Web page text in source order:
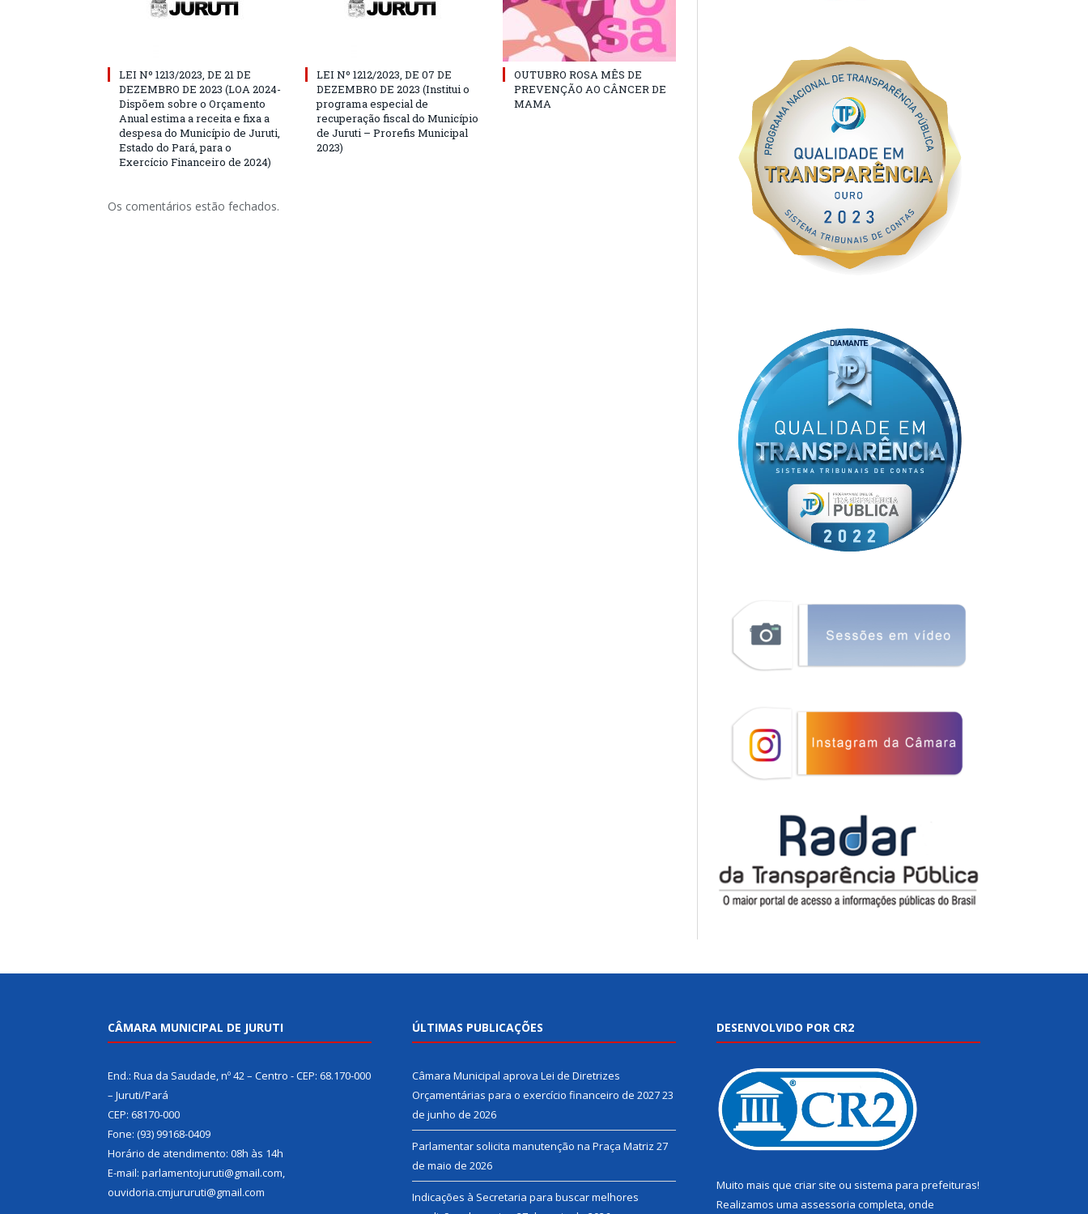
LEI Nº 1213/2023, DE 21 DE
DEZEMBRO DE 2023 (LOA 2024-
Dispõem sobre o Orçamento
Anual estima a receita e fixa a
despesa do Município de Juruti,
Estado do Pará, para o
Exercício Financeiro de 2024)
LEI Nº 1212/2023, DE 07 DE
DEZEMBRO DE 2023 (Institui o
programa especial de
recuperação fiscal do Município
de Juruti – Prorefis Municipal
2023)
OUTUBRO ROSA MÊS DE
PREVENÇÃO AO CÂNCER DE
MAMA
Os comentários estão fechados.
CÂMARA MUNICIPAL DE JURUTI
End.: Rua da Saudade, nº 42 – Centro - CEP: 68.170-000
– Juruti/Pará
CEP: 68170-000
Fone: (93) 99168-0409
Horário de atendimento: 08h às 14h
E-mail: parlamentojuruti@gmail.com,
ouvidoria.cmjururuti@gmail.com
ÚLTIMAS PUBLICAÇÕES
Câmara Municipal aprova Lei de Diretrizes
Orçamentárias para o exercício financeiro de 202723
de junho de 2026
Parlamentar solicita manutenção na Praça Matriz 27
de maio de 2026
Indicações à Secretaria para buscar melhores
DESENVOLVIDO POR CR2
Muito mais que criar site ou sistema para prefeituras!
Realizamos uma assessoria completa, onde